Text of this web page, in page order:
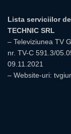
Lista serviciilor de
TECHNIC SRL
– Televiziunea TV
nr. TV-C 591.3/
09.11.2021
– Website-uri: